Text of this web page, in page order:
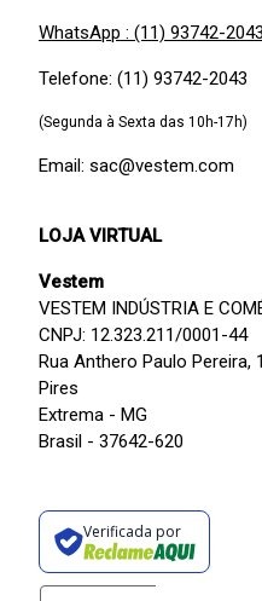
WhatsApp : (11) 93742-2043
Telefone: (11) 93742-2043
(Segunda à Sexta das 10h-17h)
Email: sac@vestem.com
LOJA VIRTUAL
Vestem
VESTEM INDÚSTRIA E
CNPJ: 12.323.211/0001-44
Rua Anthero Paulo Pereira,
Pires
Extrema - MG
Brasil - 37642-620
Verificada por